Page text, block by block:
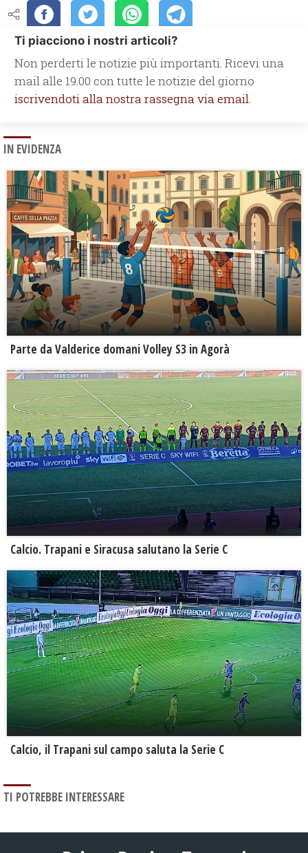
Ti piacciono i nostri articoli?
Non perderti le notizie più importanti. Ricevi una
mail alle 19.00 con tutte le notizie del giorno
iscrivendoti alla nostra rassegna via email.
IN EVIDENZA
Parte da Valderice domani Volley S3 in Agorà
Calcio. Trapani e Siracusa salutano la Serie C
Calcio, il Trapani sul campo saluta la Serie C
TI POTREBBE INTERESSARE